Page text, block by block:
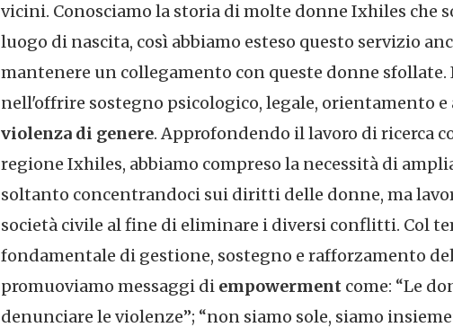
vicini. Conosciamo la storia di molte donne Ixhiles che
luogo di nascita, così abbiamo esteso questo servizio
mantenere un collegamento con queste donne sfollate.
nell'offrire sostegno psicologico, legale, orientamento
violenza di genere. Approfondendo il lavoro di ricerca
regione Ixhiles, abbiamo compreso la necessità di
soltanto concentrandoci sui diritti delle donne, ma
società civile al fine di eliminare i diversi conflitti. Col
fondamentale di gestione, sostegno e rafforzamento
promuoviamo messaggi di empowerment come: “Le
denunciare le violenze”; “non siamo sole, siamo